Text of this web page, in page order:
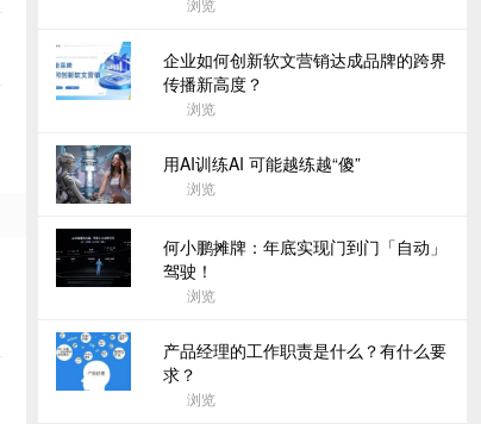
浏览
企业如何创新软文营销达成品牌的跨界
传播新高度？
浏览
用AI训练AI 可能越练越“傻”
浏览
何小鹏摊牌：年底实现门到门「自动」
驾驶！
浏览
产品经理的工作职责是什么？有什么要
求？
浏览